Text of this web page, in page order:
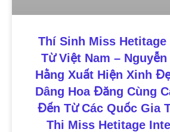
Thí Sinh Miss
Từ Việt Nam –
Hằng Xuất Hiện Xinh
Dâng Hoa Đăng Cùng
Đến Từ Các Quốc Gia
Thi Miss Hetitage